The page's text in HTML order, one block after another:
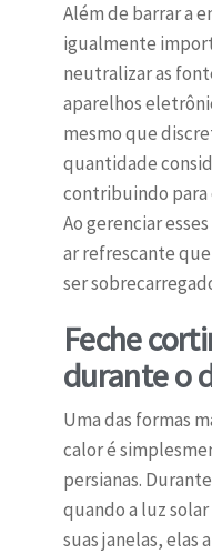
Além de barrar a
igualmente
neutralizar as
aparelhos
mesmo que
quantidade
contribuindo para
Ao gerenciar
ar refrescante
ser
Feche
durante o
Uma das formas
calor é
persianas.
quando a luz
suas janelas, elas